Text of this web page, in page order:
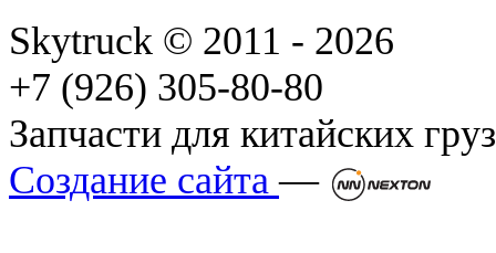
Skytruck © 2011 - 2026
+7 (926) 305-80-80
Запчасти для китайских
Создание сайта—